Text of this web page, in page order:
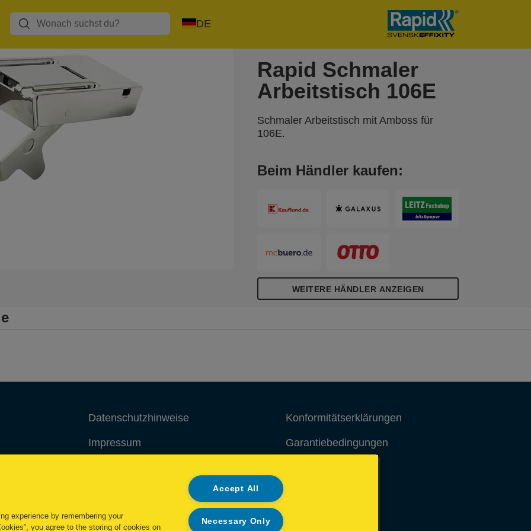
DE
Rapid Schmaler
Arbeitstisch 106E
Schmaler Arbeitstisch mit Amboss für
106E.
Beim Händler kaufen:
WEITERE HÄNDLER ANZEIGEN
Datenschutzhinweise
Impressum
Datenzugriffsberechtigung
Konformitätserklärungen
Garantiebedingungen
experience by remembering your
you agree to the storing of cookies on
Accept All
Necessary Only